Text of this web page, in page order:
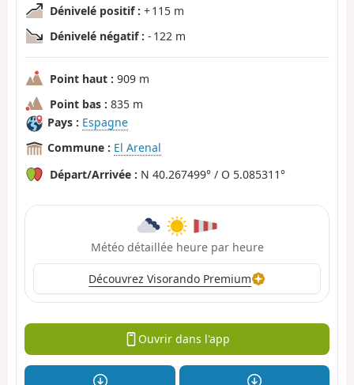
Dénivelé positif : + 115 m
Dénivelé négatif : - 122 m
Point haut : 909 m
Point bas : 835 m
Pays : Espagne
Commune : El Arenal
Départ/Arrivée : N 40.267499° / O 5.085311°
Météo détaillée heure par heure
Découvrez Visorando Premium
Ouvrir dans l'app